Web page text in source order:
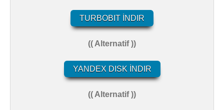
TURBOBIT İNDIR
(( Alternatif ))
YANDEX DISK İNDIR
(( Alternatif ))